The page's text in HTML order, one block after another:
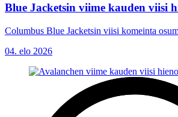
Blue Jacketsin viime kauden viisi
Columbus Blue Jacketsin viisi komeinta
04. elo 2026